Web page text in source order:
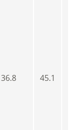
36.8 45.1